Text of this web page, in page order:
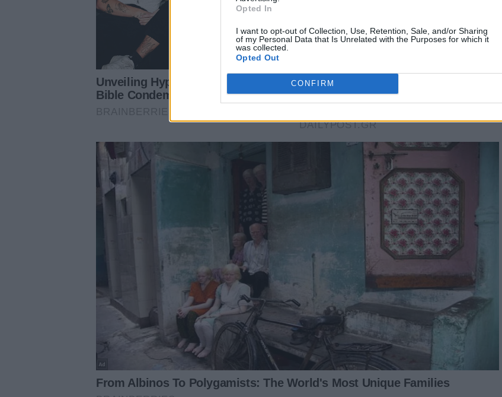
Opted In
I want to opt-out of Collection, Use, Retention, Sale, and/or Sharing
of my Personal Data that Is Unrelated with the Purposes for which it
was collected.
Opted Out
CONFIRM